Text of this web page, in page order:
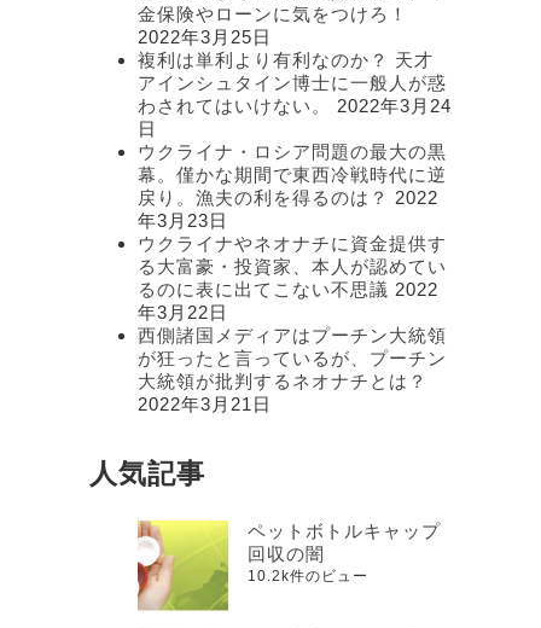
金保険やローンに気をつけろ！
2022年3月25日
複利は単利より有利なのか？ 天才
アインシュタイン博士に一般人が惑
わされてはいけない。
2022年3月24
日
ウクライナ・ロシア問題の最大の黒
幕。僅かな期間で東西冷戦時代に逆
戻り。漁夫の利を得るのは？
2022
年3月23日
ウクライナやネオナチに資金提供す
る大富豪・投資家、本人が認めてい
るのに表に出てこない不思議 2022
年3月22日
西側諸国メディアはプーチン大統領
が狂ったと言っているが、プーチン
大統領が批判するネオナチとは？
2022年3月21日
人気記事
ペットボトルキャップ
回収の闇
10.2k件のビュー